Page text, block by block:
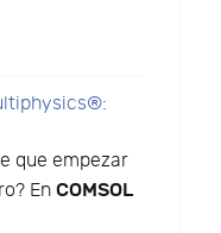
que empezar
En COMSOL